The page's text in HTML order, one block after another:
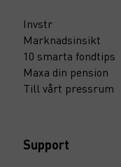
Invstr
Marknadsinsikt
10 smarta fondtips
Maxa din pension
Till vårt pressrum
Support